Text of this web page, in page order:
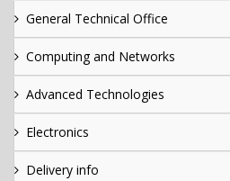
General Technical Office
Computing and Networks
Advanced Technologies
Electronics
Delivery info